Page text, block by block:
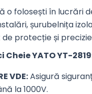
o folosești în lucrări
șurubelnița
protecție și
YATO YT-
VDE:Asigură
la 1000V.